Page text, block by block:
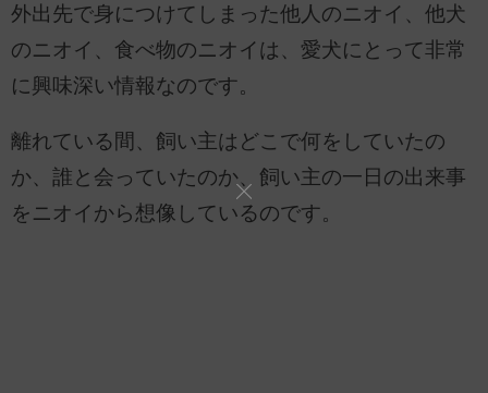
外出先で身につけてしまった他人のニオイ、他犬
のニオイ、食べ物のニオイは、愛犬にとって非常
に興味深い情報なのです。
離れている間、飼い主はどこで何をしていたの
か、誰と会っていたのか、飼い主の一日の出来事
をニオイから想像しているのです。